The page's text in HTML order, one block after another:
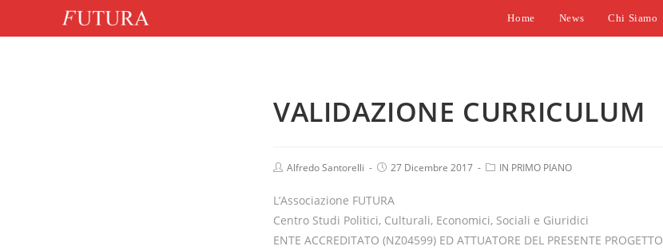
Home News Chi Siamo
VALIDAZIONE CURRICULUM
P
t
a
u
t
Alfredo Santorelli
P
t
p
u
b
27 Dicembre 2017
P
c
a
t
IN PRIMO PIANO
L’Associazione FUTURA
Centro Studi Politici, Culturali, Economici, Sociali e Giuridici
ENTE ACCREDITATO (NZ04599) ED ATTUATORE DEL PRESENTE PROGETTO